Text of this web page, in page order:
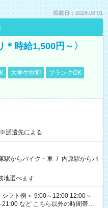
掲載日：2026.08.01
＊時給1,500円～〉
大学生歓迎
ブランクOK
派遣先による
駅からバイク・車 / 内原駅からバ
地選べます
以外の時間帯も